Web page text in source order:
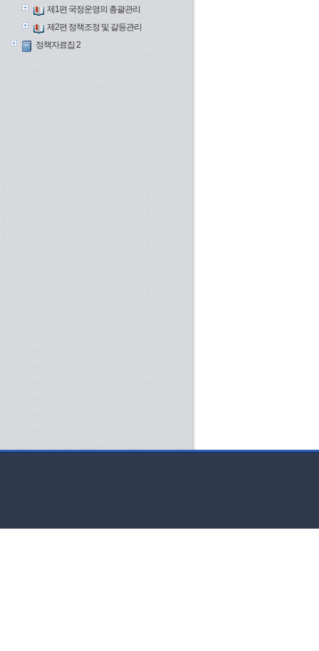
제1편 국정운영의 총괄관리
제2편 정책조정 및 갈등관리
정책자료집 2